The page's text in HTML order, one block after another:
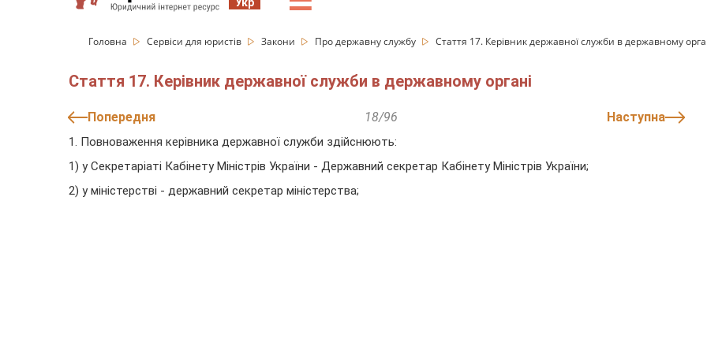
Головна Сервіси для юристів Закони Про державну службу Стаття 17. Керівник державної служби в державному
Стаття 17. Керівник державної служби в державному органі
Попередня 18/96 Наступна
1. Повноваження керівника державної служби здійснюють:
1) у Секретаріаті Кабінету Міністрів України - Державний секретар Кабінету Міністрів України;
2) у міністерстві - державний секретар міністерства;